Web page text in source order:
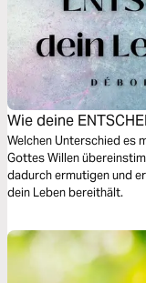
Wie deine
Welchen Unterschied es
Gottes Willen
dadurch ermutigen und
dein Leben bereithält.